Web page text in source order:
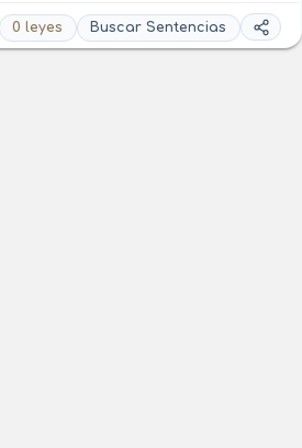
0 leyes Buscar Sentencias